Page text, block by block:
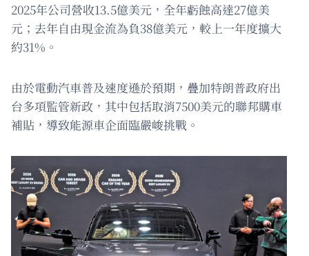
2025年公司營收13.5億美元，全年虧蝕高達27億美
元；去年自由現金流為負38億美元，較上一年度擴大
約31%。
由於電動汽車普及速度遜於預期，疊加特朗普政府出
台多項監管新政，其中包括取消7500美元的聯邦購車
補貼，導致能源車企面臨嚴峻挑戰。